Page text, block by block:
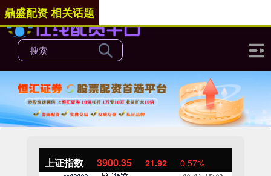
上证指数 3900.35 21.92 0.57%
鼎盛配资 相关话题